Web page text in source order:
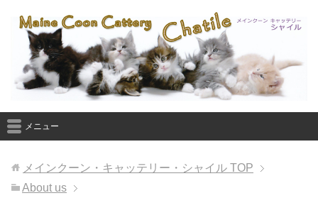
メニュー
メインクーン・キャッテリー・シャイル TOP
About us